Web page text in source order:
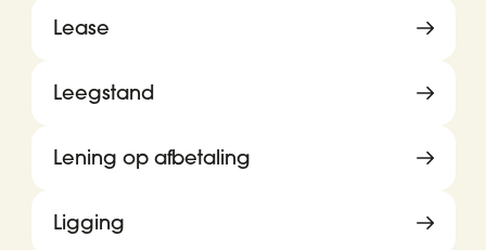
Lease
Leegstand
Lening op afbetaling
Ligging